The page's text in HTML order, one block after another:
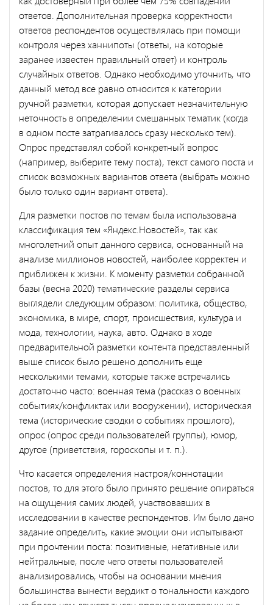
ответов. Дополнительная проверка корректности
ответов респондентов осуществлялась при помощи
контроля через ханнипоты (ответы, на которые
заранее известен правильный ответ) и контроль
случайных ответов. Однако необходимо уточнить, что
данный метод все равно относится к категории
ручной разметки, которая допускает незначительную
неточность в определении смешанных тематик (когда
в одном посте затрагивалось сразу несколько тем).
Опрос представлял собой конкретный вопрос
(например, выберите тему поста), текст самого поста и
список возможных вариантов ответа (выбрать можно
было только один вариант ответа).
Для разметки постов по темам была использована
классификация тем «Яндекс.Новостей», так как
многолетний опыт данного сервиса, основанный на
анализе миллионов новостей, наиболее корректен и
приближен к жизни. К моменту разметки собранной
базы (весна 2020) тематические разделы сервиса
выглядели следующим образом: политика, общество,
экономика, в мире, спорт, происшествия, культура и
мода, технологии, наука, авто. Однако в ходе
предварительной разметки контента представленный
выше список было решено дополнить еще
несколькими темами, которые также встречались
достаточно часто: военная тема (рассказ о военных
событиях/конфликтах или вооружении), историческая
тема (исторические сводки о событиях прошлого),
опрос (опрос среди пользователей группы), юмор,
другое (приветствия, гороскопы и т. п.).
Что касается определения настроя/коннотации
постов, то для этого было принято решение опираться
на ощущения самих людей, участвовавших в
исследовании в качестве респондентов. Им было дано
задание определить, какие эмоции они испытывают
при прочтении поста: позитивные, негативные или
нейтральные, после чего ответы пользователей
анализировались, чтобы на основании мнения
большинства вынести вердикт о тональности каждого